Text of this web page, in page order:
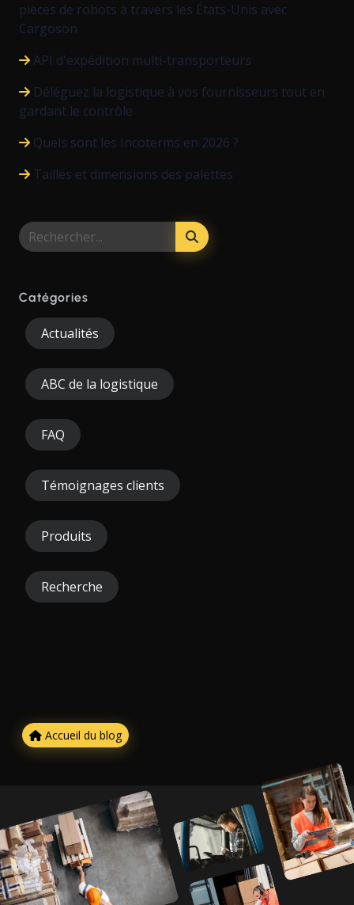
pièces de robots à travers les États-Unis avec
Cargoson
API d'expédition multi-transporteurs
Déléguez la logistique à vos fournisseurs tout en
gardant le contrôle
Quels sont les Incoterms en 2026 ?
Tailles et dimensions des palettes
Catégories
Actualités
ABC de la logistique
FAQ
Témoignages clients
Produits
Recherche
Accueil du blog